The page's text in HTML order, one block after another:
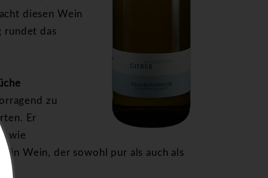
diesen Wein
rundet das
zu
Er
wie
Wein, der sowohl pur als auch als